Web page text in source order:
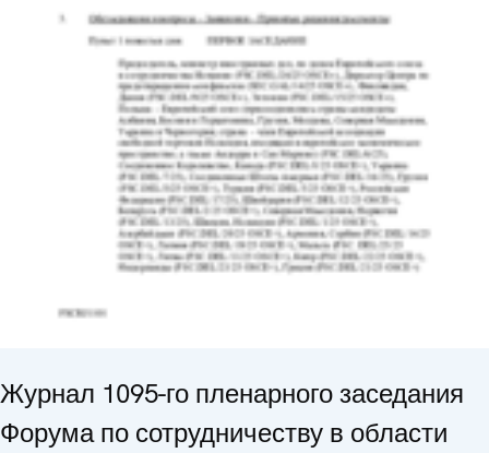
Журнал 1095-го пленарного заседания
Форума по сотрудничеству в области